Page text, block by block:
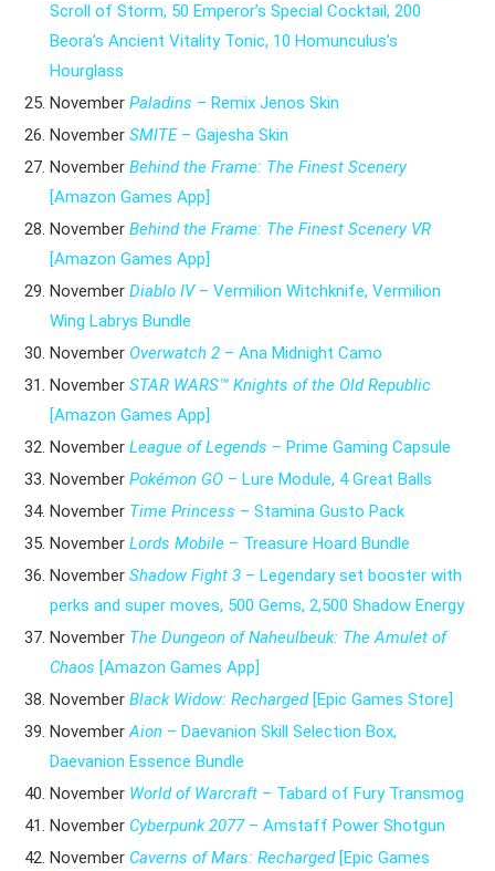
Scroll of Storm, 50 Emperor’s Special Cocktail, 200
Beora’s Ancient Vitality Tonic, 10 Homunculus’s
Hourglass
November Paladins – Remix Jenos Skin
November SMITE– Gajesha Skin
November Behind the Frame: The Finest Scenery
[Amazon Games App]
November Behind the Frame: The Finest Scenery VR
[Amazon Games App]
November Diablo IV– Vermilion Witchknife, Vermilion
Wing Labrys Bundle
November Overwatch 2 – Ana Midnight Camo
November STAR WARS™ Knights of the Old Republic
[Amazon Games App]
November League of Legends – Prime Gaming Capsule
November Pokémon GO – Lure Module, 4 Great Balls
November Time Princess – Stamina Gusto Pack
November Lords Mobile – Treasure Hoard Bundle
November Shadow Fight 3 – Legendary set booster with
perks and super moves, 500 Gems, 2,500 Shadow Energy
November The Dungeon of Naheulbeuk: The Amulet of
Chaos [Amazon Games App]
November Black Widow: Recharged [Epic Games Store]
NovemberAion – Daevanion Skill Selection Box,
Daevanion Essence Bundle
November World of Warcraft – Tabard of Fury Transmog
November Cyberpunk 2077– Amstaff Power Shotgun
November Caverns of Mars: Recharged [Epic Games